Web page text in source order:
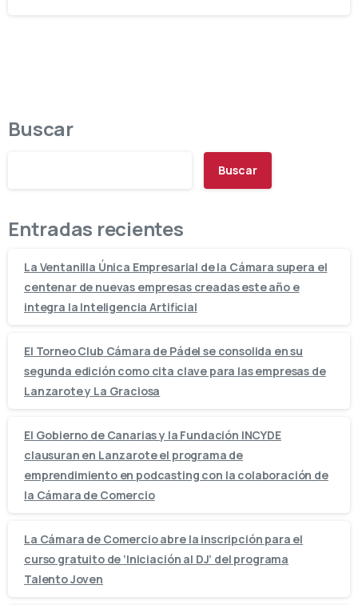
Buscar
Buscar
Entradas recientes
La Ventanilla Única Empresarial de la Cámara supera el
centenar de nuevas empresas creadas este año e
integra la Inteligencia Artificial
El Torneo Club Cámara de Pádel se consolida en su
segunda edición como cita clave para las empresas de
Lanzarote y La Graciosa
El Gobierno de Canarias y la Fundación INCYDE
clausuran en Lanzarote el programa de
emprendimiento en podcasting con la colaboración de
la Cámara de Comercio
La Cámara de Comercio abre la inscripción para el
curso gratuito de ‘Iniciación al DJ’ del programa
Talento Joven